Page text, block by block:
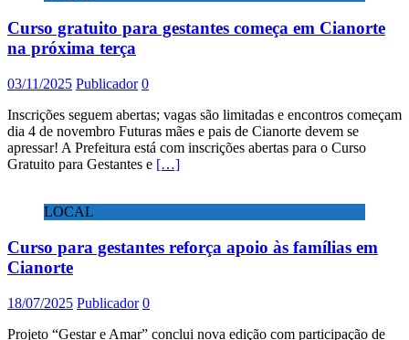
Curso gratuito para gestantes começa em Cianorte
na próxima terça
03/11/2025 Publicador 0
Inscrições seguem abertas; vagas são limitadas e encontros começam
dia 4 de novembro Futuras mães e pais de Cianorte devem se
apressar! A Prefeitura está com inscrições abertas para o Curso
Gratuito para Gestantes e […]
LOCAL
Curso para gestantes reforça apoio às famílias em
Cianorte
18/07/2025 Publicador 0
Projeto “Gestar e Amar” conclui nova edição com participação de